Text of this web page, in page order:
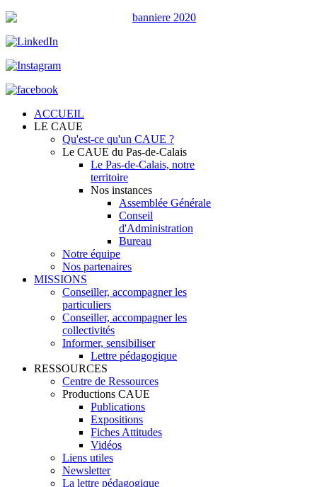
ACCUEIL
LE CAUE
Qu'est-ce qu'un CAUE ?
Le CAUE du Pas-de-Calais
Le Pas-de-Calais, notre
territoire
Nos instances
Assemblée Générale
Conseil
d'Administration
Bureau
Notre équipe
Nos partenaires
MISSIONS
Conseiller, accompagner les
particuliers
Conseiller, accompagner les
collectivités
Informer, sensibiliser
Lettre pédagogique
RESSOURCES
Centre de Ressources
Productions CAUE
Publications
Expositions
Fiches Attitudes
Vidéos
Liens utiles
Newsletter
La lettre pédagogique